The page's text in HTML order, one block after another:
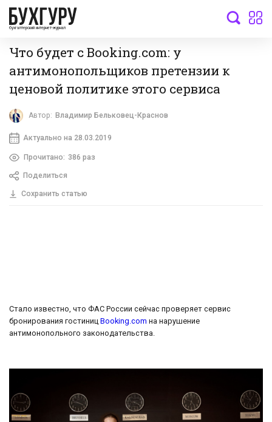
бухгалтерский интернет-журнал
Что будет с Booking.com: у
антимонопольщиков претензии к
ценовой политике этого сервиса
Автор: Владимир Бельковец-Краснов
Актуально на 28.03.2019
Прочитано: 386 раз
Поделиться
Сохранить статью
Стало известно, что ФАС России сейчас проверяет сервис
бронирования гостиниц Booking.com на нарушение
антимонопольного законодательства.